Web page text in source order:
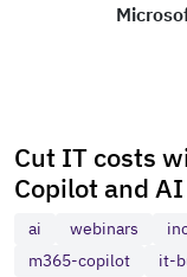
Cut IT costs
Copilot and AI
ai webinars
m365-copilot
it-